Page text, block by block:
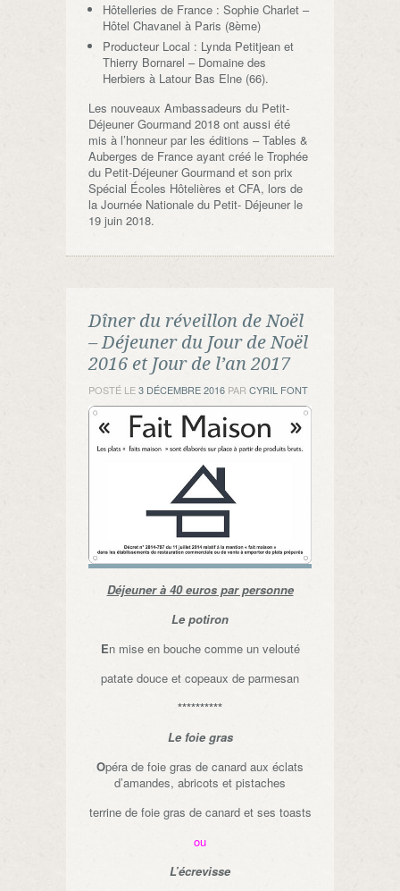
Hôtelleries de France : Sophie Charlet –
Hôtel Chavanel à Paris (8ème)
Producteur Local : Lynda Petitjean et
Thierry Bornarel – Domaine des
Herbiers à Latour Bas Elne (66).
Les nouveaux Ambassadeurs du Petit-
Déjeuner Gourmand 2018 ont aussi été
mis à l’honneur par les éditions – Tables &
Auberges de France ayant créé le Trophée
du Petit-Déjeuner Gourmand et son prix
Spécial Écoles Hôtelières et CFA, lors de
la Journée Nationale du Petit- Déjeuner le
19 juin 2018.
Dîner du réveillon de Noël
– Déjeuner du Jour de Noël
2016 et Jour de l’an 2017
POSTÉ LE3 DÉCEMBRE 2016 PAR CYRIL FONT
Déjeuner à 40 euros par personne
Le potiron
En mise en bouche comme un velouté
patate douce et copeaux de parmesan
**********
Le foie gras
Opéra de foie gras de canard aux éclats
d’amandes, abricots et pistaches
terrine de foie gras de canard et ses toasts
ou
L’écrevisse